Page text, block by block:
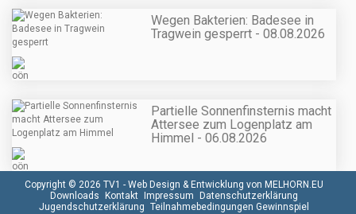
Wegen Bakterien: Badesee in
Tragwein gesperrt - 08.08.2026
Partielle Sonnenfinsternis macht
Attersee zum Logenplatz am
Himmel - 06.08.2026
Copyright © 2026 TV1 - Web Design & Entwicklung von MELHORN.EU
Downloads
Kontakt Impressum
Datenschutzerklärung
Jugendschutzerklärung Teilnahmebedingungen Gewinnspiel